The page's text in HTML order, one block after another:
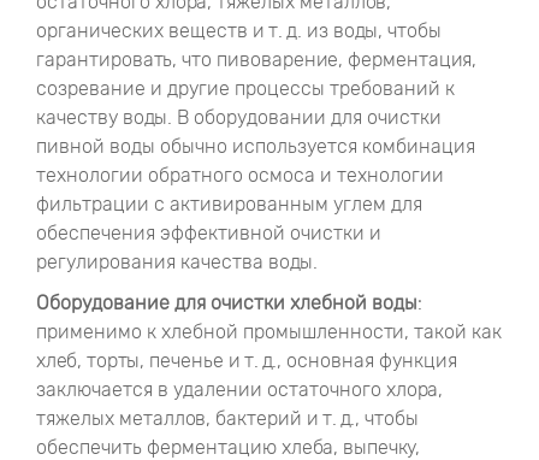
органических веществ и т. д. из воды, чтобы
гарантировать, что пивоварение, ферментация,
созревание и другие процессы требований к
качеству воды. В оборудовании для очистки
пивной воды обычно используется комбинация
технологии обратного осмоса и технологии
фильтрации с активированным углем для
обеспечения эффективной очистки и
регулирования качества воды.
Оборудование для очистки хлебной воды:
применимо к хлебной промышленности, такой как
хлеб, торты, печенье и т. д., основная функция
заключается в удалении остаточного хлора,
тяжелых металлов, бактерий и т. д., чтобы
обеспечить ферментацию хлеба, выпечку,